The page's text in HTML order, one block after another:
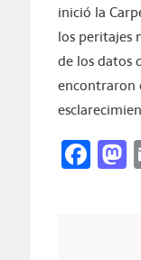
inició la
los peritajes
de los datos
encontraron